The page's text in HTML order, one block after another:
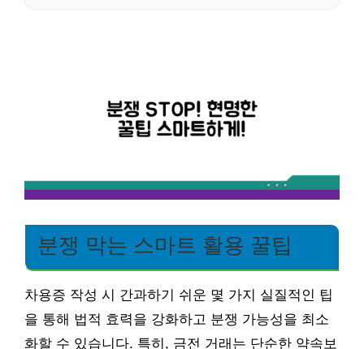
분쟁 막는 스마트 활용 꿀팁
차용증 작성 시 간과하기 쉬운 몇 가지 실질적인 팁
을 통해 법적 효력을 강화하고 분쟁 가능성을 최소
화할 수 있습니다. 특히, 금전 거래는 단순한 약속보